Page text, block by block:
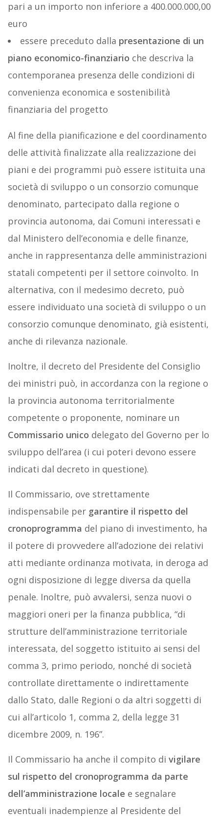
pari a un importo non inferiore a 400.000.000,00
euro
essere preceduto dalla presentazione di un
piano economico-finanziario che descriva la
contemporanea presenza delle condizioni di
convenienza economica e sostenibilità
finanziaria del progetto
Al fine della pianificazione e del coordinamento
delle attività finalizzate alla realizzazione dei
piani e dei programmi può essere istituita una
società di sviluppo o un consorzio comunque
denominato, partecipato dalla regione o
provincia autonoma, dai Comuni interessati e
dal Ministero dell’economia e delle finanze,
anche in rappresentanza delle amministrazioni
statali competenti per il settore coinvolto. In
alternativa, con il medesimo decreto, può
essere individuato una società di sviluppo o un
consorzio comunque denominato, già esistenti,
anche di rilevanza nazionale.
Inoltre, il decreto del Presidente del Consiglio
dei ministri può, in accordanza con la regione o
la provincia autonoma territorialmente
competente o proponente, nominare un
Commissario unico delegato del Governo per lo
sviluppo dell’area (i cui poteri devono essere
indicati dal decreto in questione).
Il Commissario, ove strettamente
indispensabile per garantire il rispetto del
cronoprogramma del piano di investimento, ha
il potere di provvedere all’adozione dei relativi
atti mediante ordinanza motivata, in deroga ad
ogni disposizione di legge diversa da quella
penale. Inoltre, può avvalersi, senza nuovi o
maggiori oneri per la finanza pubblica, “di
strutture dell’amministrazione territoriale
interessata, del soggetto istituito ai sensi del
comma 3, primo periodo, nonché di società
controllate direttamente o indirettamente
dallo Stato, dalle Regioni o da altri soggetti di
cui all’articolo 1, comma 2, della legge 31
dicembre 2009, n. 196”.
Il Commissario ha anche il compito di vigilare
sul rispetto del cronoprogramma da parte
dell’amministrazione locale e segnalare
eventuali inadempienze al Presidente del